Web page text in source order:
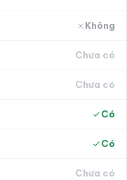
Không
Chưa có
Chưa có
Có
Có
Chưa có